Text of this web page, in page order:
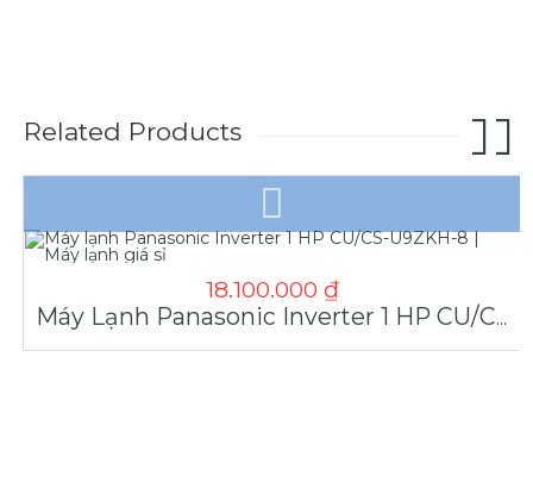
Related Products
18.100.000 ₫
Máy Lạnh Panasonic Inverter 1 HP CU/CS-U9ZKH-8 | Máy Lạnh Giá Sỉ